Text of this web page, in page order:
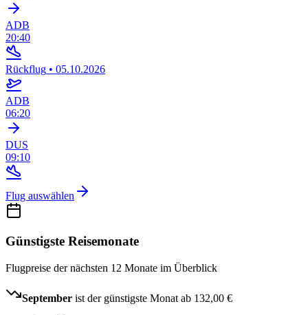
ADB
20:40
Rückflug • 05.10.2026
ADB
06:20
DUS
09:10
Flug auswählen
Günstigste Reisemonate
Flugpreise der nächsten 12 Monate im Überblick
September ist der günstigste Monat ab 132,00 €